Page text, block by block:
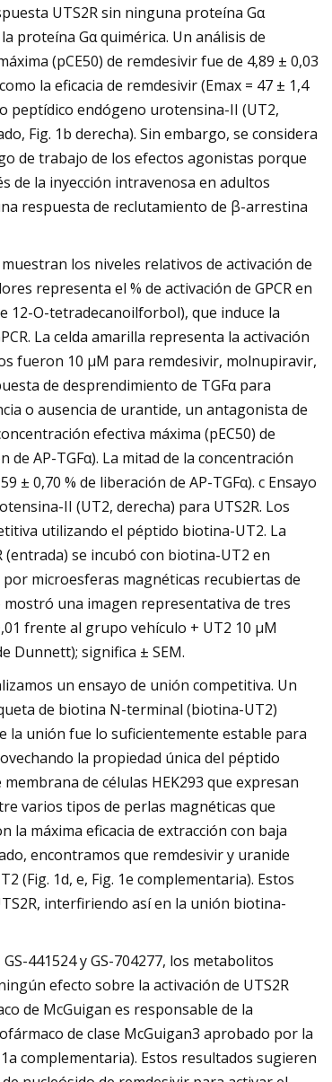
UTS2R sin ninguna proteína Gα
proteína Gα quimérica. Un análisis de
(pCE50) de remdesivir fue de 4,89 ± 0,03
la eficacia de remdesivir (Emax = 47 ± 1,4
peptídico endógeno urotensina-II (UT2,
Fig. 1b derecha). Sin embargo, se considera
de trabajo de los efectos agonistas porque
de la inyección intravenosa en adultos
respuesta de reclutamiento de β-arrestina
los niveles relativos de activación de
representa el % de activación de GPCR en
12-O-tetradecanoilforbol), que induce la
La celda amarilla representa la activación
fueron 10 μM para remdesivir, molnupiravir,
de desprendimiento de TGFα para
o ausencia de urantide, un antagonista de
efectiva máxima (pEC50) de
de AP-TGFα). La mitad de la concentración
± 0,70 % de liberación de AP-TGFα). c Ensayo
II (UT2, derecha) para UTS2R. Los
utilizando el péptido biotina-UT2. La
(entrada) se incubó con biotina-UT2 en
microesferas magnéticas recubiertas de
mostró una imagen representativa de tres
frente al grupo vehículo + UT2 10 µM
Dunnett); significa ± SEM.
un ensayo de unión competitiva. Un
de biotina N-terminal (biotina-UT2)
la unión fue lo suficientemente estable para
la propiedad única del péptido
de células HEK293 que expresan
varios tipos de perlas magnéticas que
máxima eficacia de extracción con baja
encontramos que remdesivir y uranide
(Fig. 1d, e, Fig. 1e complementaria). Estos
interfiriendo así en la unión biotina-
441524 y GS-704277, los metabolitos
efecto sobre la activación de UTS2R
de McGuigan es responsable de la
de clase McGuigan3 aprobado por la
complementaria). Estos resultados sugieren